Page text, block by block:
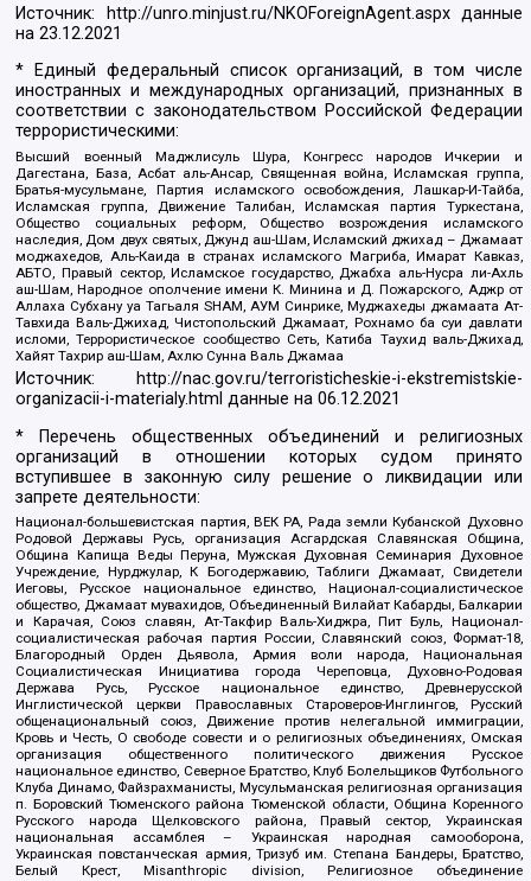
Источник: http://unro.minjust.ru/NKOForeignAgent.aspxданные
на23.12.2021
* Единый федеральный список организаций, в том числе
иностранных и международных организаций, признанных в
соответствии с законодательством Российской Федерации
террористическими:
Высший военный Маджлисуль Шура, Конгресс народов Ичкерии и
Дагестана, База, Асбат аль-Ансар, Священная война, Исламская группа,
Братья-мусульмане, Партия исламского освобождения, Лашкар-И-Тайба,
Исламская группа, Движение Талибан, Исламская партия Туркестана,
Общество социальных реформ, Общество возрождения исламского
наследия, Дом двух святых, Джунд аш-Шам, Исламский джихад – Джамаат
моджахедов, Аль-Каида в странах исламского Магриба, Имарат Кавказ,
АБТО, Правый сектор, Исламское государство, Джабха аль-Нусра ли-Ахль
аш-Шам, Народное ополчение имени К. Минина и Д. Пожарского, Аджр от
Аллаха Субхану уа Тагьаля SHAM, АУМ Синрике, Муджахеды джамаата Ат-
Тавхида Валь-Джихад, Чистопольский Джамаат, Рохнамо ба суи давлати
исломи, Террористическое сообщество Сеть, Катиба Таухид валь-Джихад,
Хайят Тахрир аш-Шам, Ахлю Сунна Валь Джамаа
Источник:
http://nac.gov.ru/terroristicheskie-i-ekstremistskie-
organizacii-i-materialy.html данные на06.12.2021
* Перечень общественных объединений и религиозных
организаций в отношении которых судом принято
вступившее в законную силу решение о ликвидации или
запрете деятельности:
Национал-большевистская партия, ВЕК РА, Рада земли Кубанской Духовно
Родовой Державы Русь, организация Асгардская Славянская Община,
Община Капища Веды Перуна, Мужская Духовная Семинария Духовное
Учреждение, Нурджулар, К Богодержавию, Таблиги Джамаат, Свидетели
Иеговы, Русское национальное единство, Национал-социалистическое
общество, Джамаат мувахидов, Объединенный Вилайат Кабарды, Балкарии
и Карачая, Союз славян, Ат-Такфир Валь-Хиджра, Пит Буль, Национал-
социалистическая рабочая партия России, Славянский союз, Формат-18,
Благородный Орден Дьявола, Армия воли народа, Национальная
Социалистическая Инициатива города Череповца, Духовно-Родовая
Держава Русь, Русское национальное единство, Древнерусской
Инглистической церкви Православных Староверов-Инглингов, Русский
общенациональный союз, Движение против нелегальной иммиграции,
Кровь и Честь, О свободе совести и о религиозных объединениях, Омская
организация общественного политического движения Русское
национальное единство, Северное Братство, Клуб Болельщиков Футбольного
Клуба Динамо, Файзрахманисты, Мусульманская религиозная организация
п. Боровский Тюменского района Тюменской области, Община Коренного
Русского народа Щелковского района, Правый сектор, Украинская
национальная ассамблея – Украинская народная самооборона,
Украинская повстанческая армия, Тризуб им. Степана Бандеры, Братство,
Белый Крест, Misanthropic division, Религиозное объединение